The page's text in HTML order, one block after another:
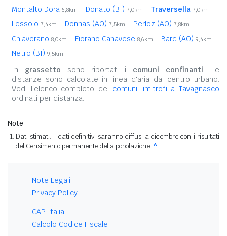
Montalto Dora 6,8km Donato (BI) 7,0km Traversella 7,0km
Lessolo 7,4km Donnas (AO) 7,5km Perloz (AO) 7,8km
Chiaverano 8,0km Fiorano Canavese 8,6km Bard (AO) 9,4km
Netro (BI) 9,5km
In grassetto sono riportati i comuni confinanti. Le
distanze sono calcolate in linea d'aria dal centro urbano.
Vedi l'elenco completo dei comuni limitrofi a Tavagnasco
ordinati per distanza.
Note
Dati stimati. I dati definitivi saranno diffusi a dicembre con i risultati
del Censimento permanente della popolazione. ^
Note Legali
Privacy Policy
CAP Italia
Calcolo Codice Fiscale